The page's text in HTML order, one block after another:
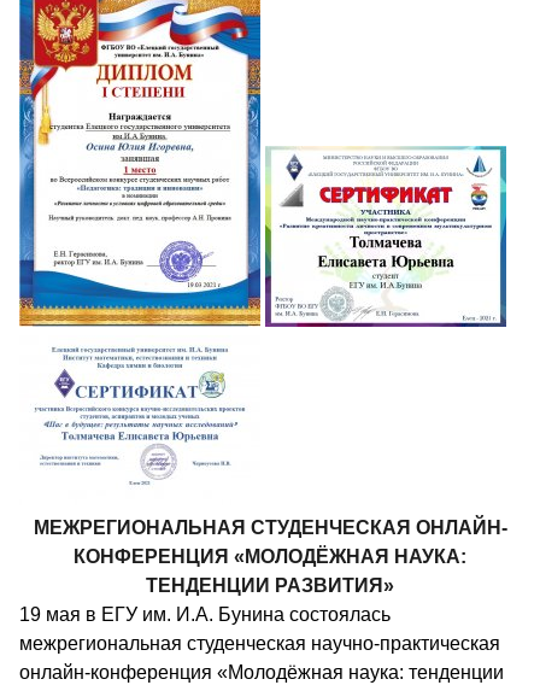
МЕЖРЕГИОНАЛЬНАЯ СТУДЕНЧЕСКАЯ ОНЛАЙН-
КОНФЕРЕНЦИЯ «МОЛОДЁЖНАЯ НАУКА:
ТЕНДЕНЦИИ РАЗВИТИЯ»
19 мая в ЕГУ им. И.А. Бунина состоялась
межрегиональная студенческая научно-практическая
онлайн-конференция «Молодёжная наука: тенденции